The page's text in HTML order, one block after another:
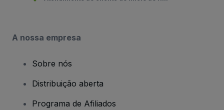
A nossa empresa
Sobre nós
Distribuição aberta
Programa de Afiliados